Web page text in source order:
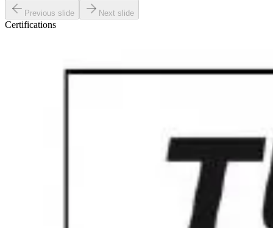
Previous slide Next slide
Certifications